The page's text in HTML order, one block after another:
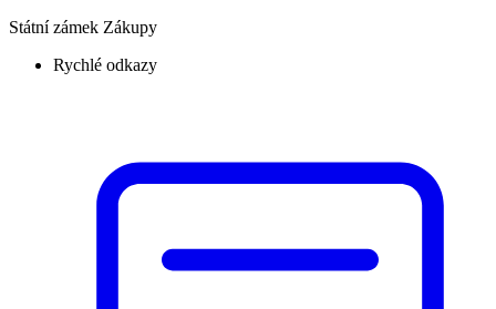
Státní zámek Zákupy
Rychlé odkazy